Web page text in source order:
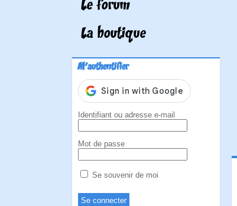
Le forum
La boutique
M'authentifier
Identifiant ou adresse e-mail
Mot de passe
Se souvenir de moi